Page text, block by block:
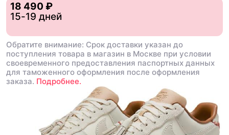
18 490 ₽
15-19 дней
Обратите внимание: Срок доставки указан до
поступления товара в магазин в Москве при условии
своевременного предоставления паспортных данных
для таможенного оформления после оформления
заказа. Подробнее.